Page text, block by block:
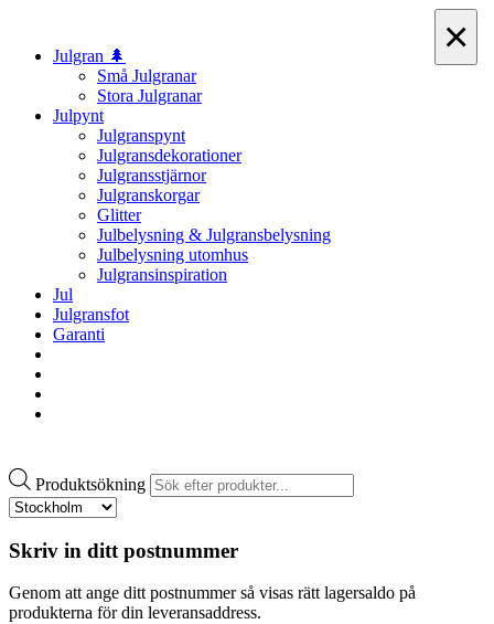
Julgran 🌲
Små Julgranar
Stora Julgranar
Julpynt
Julgranspynt
Julgransdekorationer
Julgransstjärnor
Julgranskorgar
Glitter
Julbelysning & Julgransbelysning
Julbelysning utomhus
Julgransinspiration
Jul
Julgransfot
Garanti
Produktsökning
Skriv in ditt postnummer
Genom att ange ditt postnummer så visas rätt lagersaldo på
produkterna för din leveransaddress.
×